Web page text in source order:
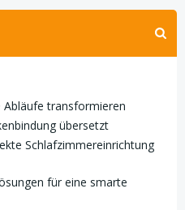
transformieren
übersetzt
Schlafzimmereinrichtung
für eine smarte